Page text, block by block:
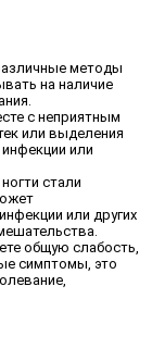
методы
на наличие
с неприятным
или выделения
или
стали
или других
общую слабость,
симптомы, это